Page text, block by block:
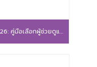
แลลูกน้อยให้ปลอดภัยและอุ่นใจ